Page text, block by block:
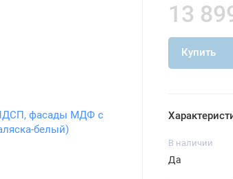
13
Купить
В наличии
Да